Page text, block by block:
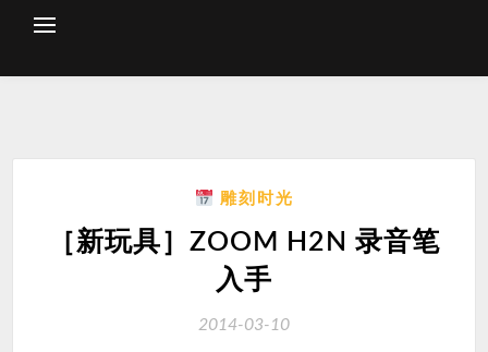
雕刻时光
［新玩具］ZOOM H2N 录音笔
入手
2014-03-10